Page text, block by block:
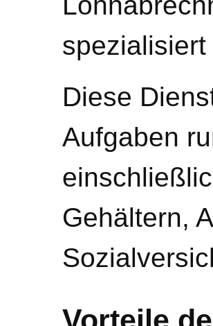
spezialisiert
Diese
Aufgaben
Gehältern,